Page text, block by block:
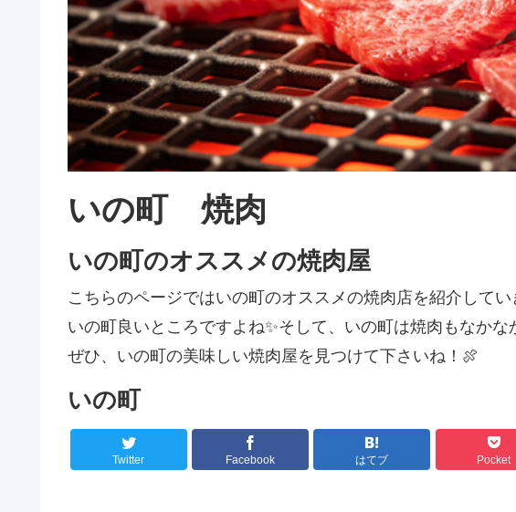
いの町 焼肉
いの町のオススメの焼肉屋
こちらのページではいの町のオススメの焼肉店を紹介してい
いの町良いところですよね✨そして、いの町は焼肉もなかな
ぜひ、いの町の美味しい焼肉屋を見つけて下さいね！🍖
いの町
Twitter Facebook はてブ Pocket